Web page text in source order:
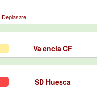
Deplasare
Valencia CF
SD Huesca